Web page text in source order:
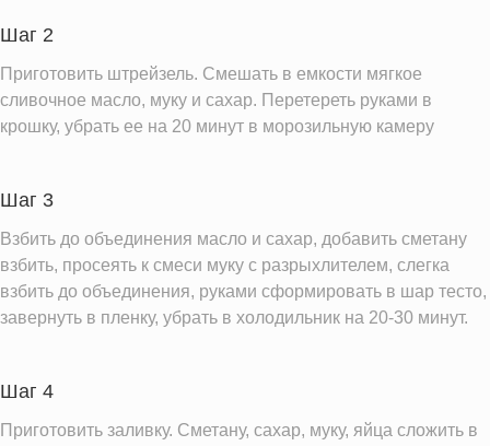
2.0 мг
Калий
48.7 мг
Витамин Е
Насыщенные жиры
0.1 г
Информация для одной порции
Шаг 2
Приготовить штрейзель. Смешать в емкости мягкое
сливочное масло, муку и сахар. Перетереть руками в
крошку, убрать ее на 20 минут в морозильную камеру
Шаг 3
Взбить до объединения масло и сахар, добавить сметану
взбить, просеять к смеси муку с разрыхлителем, слегка
взбить до объединения, руками сформировать в шар тесто,
завернуть в пленку, убрать в холодильник на 20-30 минут.
Шаг 4
Приготовить заливку. Сметану, сахар, муку, яйца сложить в